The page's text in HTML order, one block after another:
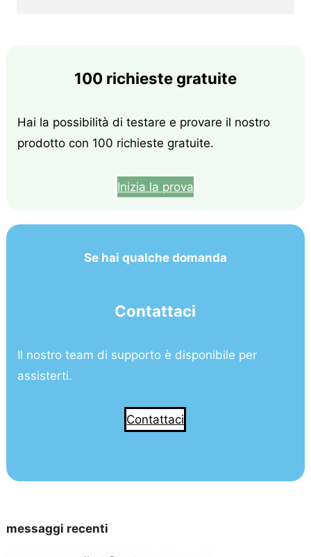
100 richieste gratuite
Hai la possibilità di testare e provare il nostro
prodotto con 100 richieste gratuite.
Inizia la prova
Se hai qualche domanda
Contattaci
Il nostro team di supporto è disponibile per
assisterti.
Contattaci
messaggi recenti